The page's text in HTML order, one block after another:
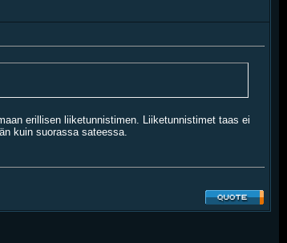
erillisen liiketunnistimen. Liiketunnistimet taas ei
kuin suorassa sateessa.